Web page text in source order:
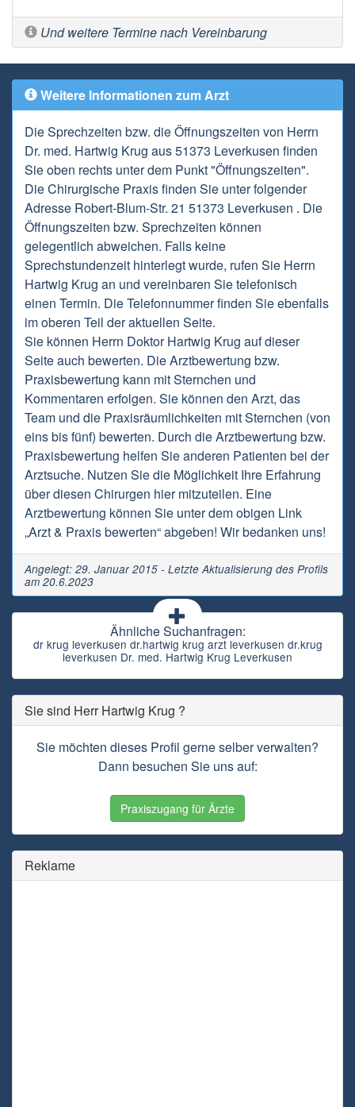
Und weitere Termine nach Vereinbarung
Weitere Informationen zum Arzt
Die Sprechzeiten bzw. die Öffnungszeiten von Herrn
Dr. med. Hartwig Krug aus 51373 Leverkusen finden
Sie oben rechts unter dem Punkt "Öffnungszeiten".
Die Chirurgische Praxis finden Sie unter folgender
Adresse Robert-Blum-Str. 21 51373 Leverkusen . Die
Öffnungszeiten bzw. Sprechzeiten können
gelegentlich abweichen. Falls keine
Sprechstundenzeit hinterlegt wurde, rufen Sie Herrn
Hartwig Krug an und vereinbaren Sie telefonisch
einen Termin. Die Telefonnummer finden Sie ebenfalls
im oberen Teil der aktuellen Seite.
Sie können Herrn Doktor Hartwig Krug auf dieser
Seite auch bewerten. Die Arztbewertung bzw.
Praxisbewertung kann mit Sternchen und
Kommentaren erfolgen. Sie können den Arzt, das
Team und die Praxisräumlichkeiten mit Sternchen (von
eins bis fünf) bewerten. Durch die Arztbewertung bzw.
Praxisbewertung helfen Sie anderen Patienten bei der
Arztsuche. Nutzen Sie die Möglichkeit Ihre Erfahrung
über diesen Chirurgen hier mitzuteilen. Eine
Arztbewertung können Sie unter dem obigen Link
„Arzt & Praxis bewerten“ abgeben! Wir bedanken uns!
Angelegt: 29. Januar 2015 - Letzte Aktualisierung des Profils
am 20.6.2023
Ähnliche Suchanfragen:
dr krug leverkusen dr.hartwig krug arzt leverkusen dr.krug
leverkusen Dr. med. Hartwig Krug Leverkusen
Sie sind Herr Hartwig Krug ?
Sie möchten dieses Profil gerne selber verwalten?
Dann besuchen Sie uns auf:
Praxiszugang für Ärzte
Reklame